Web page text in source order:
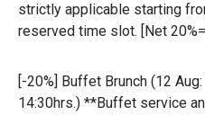
strictly applicable starting
reserved time slot. [Net
[-20%] Buffet Brunch (12
14:30hrs.) **Buffet service